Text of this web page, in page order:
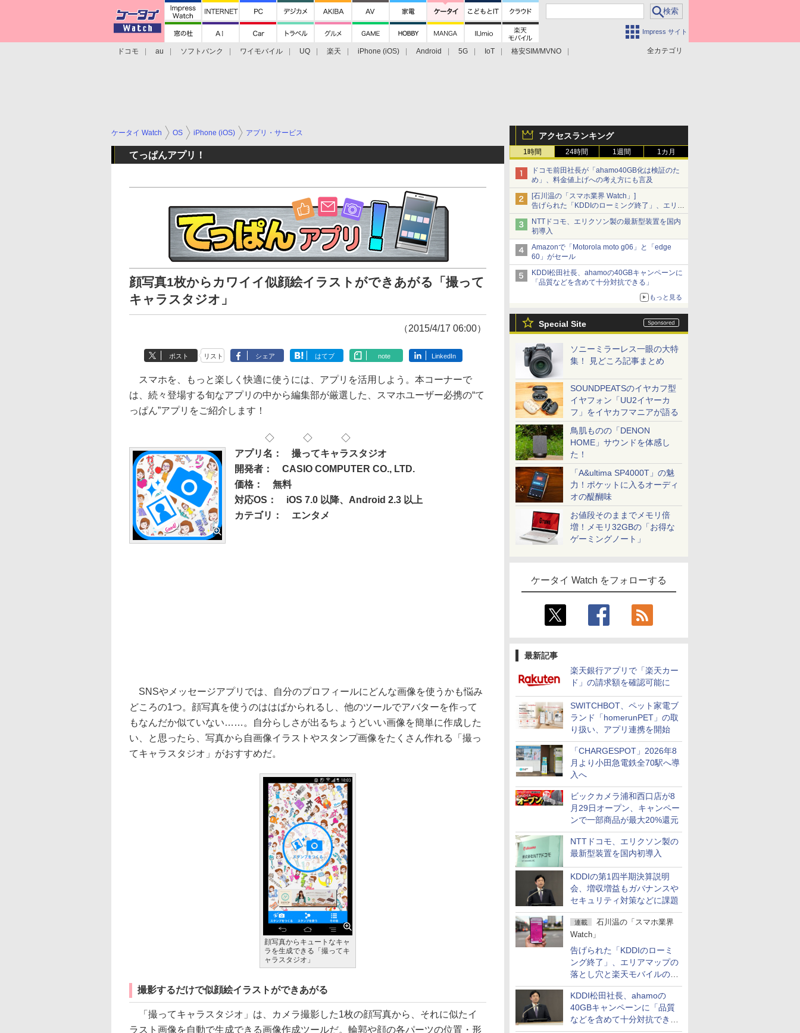
Impress サイト
全カテゴリ
ドコモ au ソフトバンク ワイモバイル UQ 楽天 iPhone (iOS) Android 5G IoT
格安SIM/MVNO
アクセスランキング
1時間 24時間 1週間 1カ月
ドコモ前田社長が「ahamo40GB化は検証のた
め」、料金値上げへの考え方にも言及
[石川温の「スマホ業界 Watch」]
告げられた「KDDIのローミング終了」、エリア
マップの落とし穴と楽天モバイルの課題
NTTドコモ、エリクソン製の最新型装置を国内
初導入
Amazonで「Motorola moto g06」と「edge
60」がセール
KDDI松田社長、ahamoの40GBキャンペーンに
「品質などを含めて十分対抗できる」
もっと見る
Special Site
ソニーミラーレス一眼の大特
集！ 見どころ記事まとめ
SOUNDPEATSのイヤカフ型
イヤフォン「UU2イヤーカ
フ」をイヤカフマニアが語る
鳥肌ものの「DENON
HOME」サウンドを体感し
た！
「A&ultima SP4000T」の魅
力！ポケットに入るオーディ
オの醍醐味
お値段そのままでメモリ倍
増！メモリ32GBの「お得な
ゲーミングノート」
ケータイ Watch をフォローする
最新記事
楽天銀行アプリで「楽天カー
ド」の請求額を確認可能に
SWITCHBOT、ペット家電ブ
ランド「homerunPET」の取
り扱い、アプリ連携を開始
「CHARGESPOT」2026年8
月より小田急電鉄全70駅へ導
入へ
ビックカメラ浦和西口店が8
月29日オープン、キャンペー
ンで一部商品が最大20%還元
NTTドコモ、エリクソン製の
最新型装置を国内初導入
KDDIの第1四半期決算説明
会、増収増益もガバナンスや
セキュリティ対策などに課題
連載
石川温の「スマホ業界
Watch」
告げられた「KDDIのローミ
ング終了」、エリアマップの
落とし穴と楽天モバイルの課
題
KDDI松田社長、ahamoの
40GBキャンペーンに「品質
などを含めて十分対抗でき
ケータイ Watch OS iPhone (iOS) アプリ・サービス
てっぱんアプリ！
顔写真1枚からカワイイ似顔絵イラストができあがる「撮って
キャラスタジオ」
（2015/4/17 06:00）
ポスト リスト シェア はてブ note LinkedIn
スマホを、もっと楽しく快適に使うには、アプリを活用しよう。本コーナーで
は、続々登場する旬なアプリの中から編集部が厳選した、スマホユーザー必携の“て
っぱん”アプリをご紹介します！
◇ ◇ ◇
アプリ名： 撮ってキャラスタジオ
開発者： CASIO COMPUTER CO., LTD.
価格： 無料
対応OS： iOS 7.0 以降、Android 2.3 以上
カテゴリ： エンタメ
SNSやメッセージアプリでは、自分のプロフィールにどんな画像を使うかも悩み
どころの1つ。顔写真を使うのははばかられるし、他のツールでアバターを作って
もなんだか似ていない……。自分らしさが出るちょうどいい画像を簡単に作成した
い、と思ったら、写真から自画像イラストやスタンプ画像をたくさん作れる「撮っ
てキャラスタジオ」がおすすめだ。
顔写真からキュートなキャ
ラを生成できる「撮ってキ
ャラスタジオ」
撮影するだけで似顔絵イラストができあがる
「撮ってキャラスタジオ」は、カメラ撮影した1枚の顔写真から、それに似たイ
ラスト画像を自動で生成できる画像作成ツールだ。輪郭や顔の各パーツの位置・形